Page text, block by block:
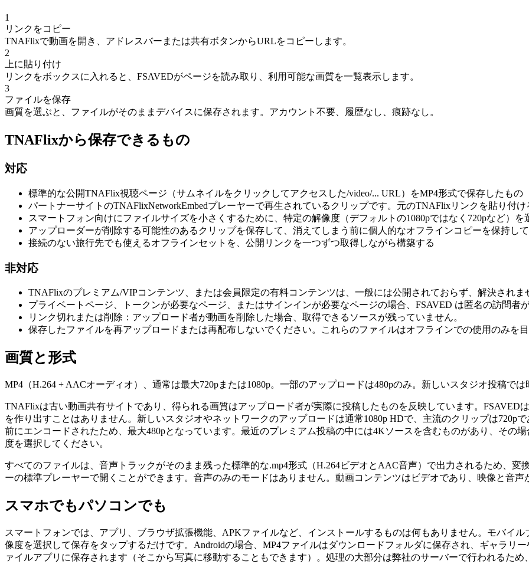
1
リンクをコピー
TNAFlixで動画を開き、アドレスバーまたは共有ボタンからURLをコピーします。
2
上に貼り付け
リンクをボックスに入れると、FSAVEDがページを読み取り、利用可能な画質を一覧表示します。
3
ファイルを保存
画質を選ぶと、ファイルがそのままデバイスに保存されます。アカウント不要、履歴なし、痕跡なし。
TNAFlixから保存できるもの
対応
標準的な公開TNAFlix視聴ページ（サムネイルをクリックしてアクセスした/video/... URL）をMP4形式で保存したもの
パートナーサイトのTNAFlixNetworkEmbedプレーヤーで再生されているクリップです。元のTNAFlixリンクを貼り付
スマートフォン向けにファイルサイズを小さくするために、特定の解像度（デフォルトの1080pではなく720pなど）を
アップローダーが削除する可能性のあるクリップを保存して、消えてしまう前に個人的なオフラインコピーを保持し
接続のない旅行先でも使えるオフラインセットを、公開リンクを一つずつ取得しながら構築する
非対応
TNAFlixのプレミアム/VIPコンテンツ、または会員限定の有料コンテンツは、一般には公開されておらず、解決されま
プライベートページ、トークンが必要なページ、またはサインインが必要なページの場合、FSAVED は匿名の訪問者
リンク切れまたは削除：アップロード者が動画を削除した場合、取得できるソースが残っていません。
保存したファイルを再アップロードまたは再配布しないでください。これらのファイルはオフラインでの使用のみを
画質と形式
MP4（H.264 + AACオーディオ）、通常は最大720pまたは1080p。一部のアップロードは480pのみ。新しいスタジオ投稿では
TNAFlixは古い動画共有サイトであり、得られる画質はアップロード者が実際に投稿したものを反映しています。FSAVED
を作り出すことはありません。新しいスタジオやネットワークのアップロードは通常1080p HDで、主流のクリップは720p
前にエンコードされたため、最大480pとなっています。最近のプレミアム投稿の中には4Kソースを含むものがあり、その
度を選択してください。
すべてのファイルは、音声トラックがそのまま残った標準的な.mp4形式（H.264ビデオとAAC音声）で出力されるため、
ーの標準プレーヤーで開くことができます。音声のみのモードはありません。動画コンテンツはビデオであり、映像と音
スマホでもパソコンでも
スマートフォンでは、アプリ、ブラウザ拡張機能、APKファイルなど、インストールするものは何もありません。モバイ
像度を選択して保存をタップするだけです。Androidの場合、MP4ファイルはダウンロードフォルダに保存され、ギャラリ
ァイルアプリに保存されます（そこから写真に移動することもできます）。処理の大部分は弊社のサーバーで行われるた